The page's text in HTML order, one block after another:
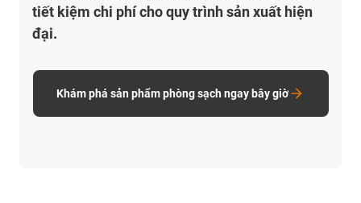
tiết kiệm chi phí cho quy trình sản xuất hiện
đại.
Khám phá sản phẩm phòng sạch ngay bây giờ